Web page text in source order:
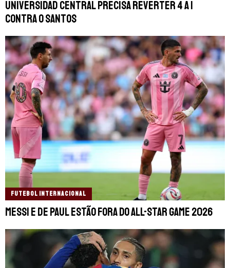
Universidad Central precisa reverter 4 a 1
contra o Santos
FUTEBOL INTERNACIONAL
Messi e De Paul estão fora do All-Star Game 2026